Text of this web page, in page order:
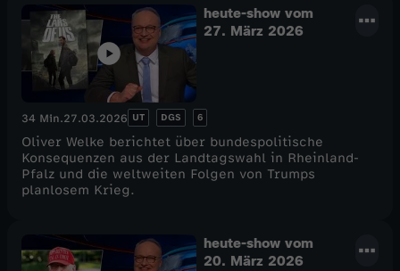
heute-show vom
27. März 2026
34 Min.27.03.2026 UT DGS 6
Oliver Welke berichtet über bundespolitische
Konsequenzen aus der Landtagswahl in Rheinland-
Pfalz und die weltweiten Folgen von Trumps
planlosem Krieg.
heute-show vom
20. März 2026